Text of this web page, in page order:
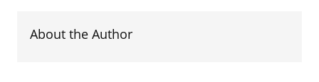
About the Author